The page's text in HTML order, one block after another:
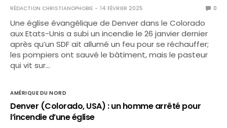
RÉDACTION CHRISTIANOPHOBIE 14 FÉVRIER 2025 0
Une église évangélique de Denver dans le Colorado
aux Etats-Unis a subi un incendie le 26 janvier dernier
après qu’un SDF ait allumé un feu pour se réchauffer;
les pompiers ont sauvé le bâtiment, mais le pasteur
qui vit sur…
AMÉRIQUE DU NORD
Denver (Colorado, USA) : un homme arrêté pour
l’incendie d’une église